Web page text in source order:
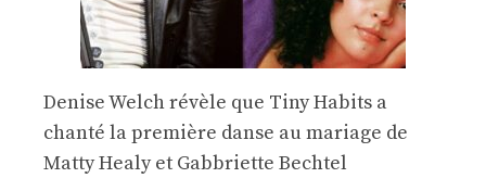
Denise Welch révèle que Tiny Habits a
chanté la première danse au mariage de
Matty Healy et Gabbriette Bechtel